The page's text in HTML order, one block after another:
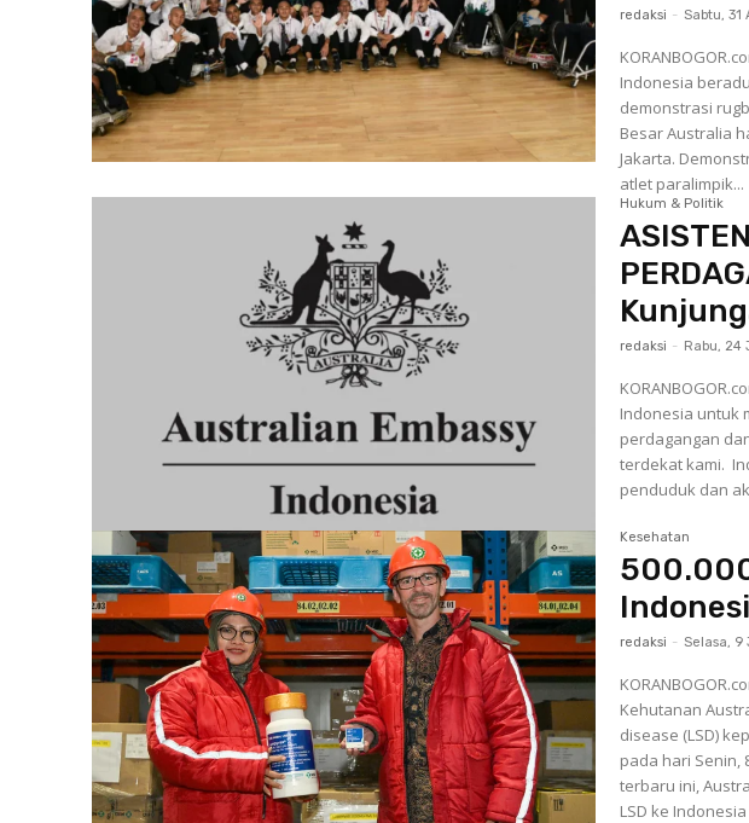
redaksi - Sabtu, 31
Indonesia
demonstrasi
Besar Australia
Jakarta. Demonstrasi rugbi kursi roda ini menampilkan beberapa
atlet paralimpik...
Hukum & Politik
redaksi - Rabu, 24
Indonesia untuk
perdagangan
terdekat kami. Indonesia merupakan rumah bagi lebih dari 270 juta
penduduk dan
Kesehatan
redaksi - Selasa,
Kehutanan
disease (LSD)
pada hari Senin, 8 Januari 2024.
terbaru ini,
LSD ke